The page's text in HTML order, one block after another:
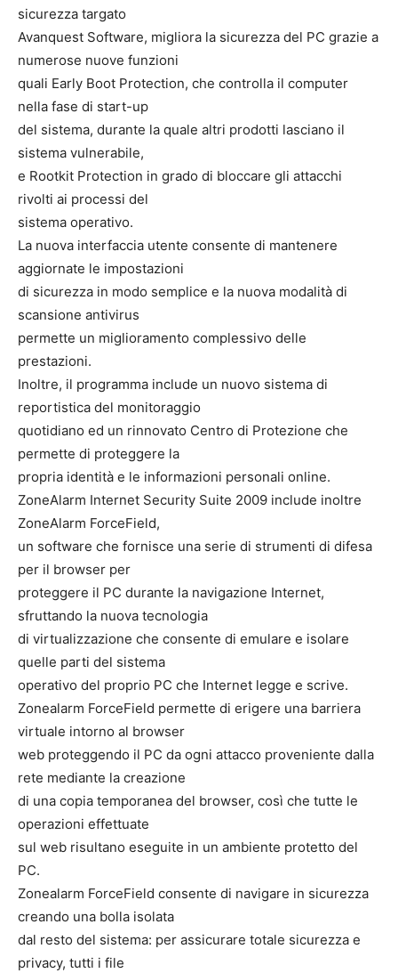
sicurezza targato
Avanquest Software, migliora la sicurezza del PC grazie a
numerose nuove funzioni
quali Early Boot Protection, che controlla il computer
nella fase di start-up
del sistema, durante la quale altri prodotti lasciano il
sistema vulnerabile,
e Rootkit Protection in grado di bloccare gli attacchi
rivolti ai processi del
sistema operativo.
La nuova interfaccia utente consente di mantenere
aggiornate le impostazioni
di sicurezza in modo semplice e la nuova modalità di
scansione antivirus
permette un miglioramento complessivo delle
prestazioni.
Inoltre, il programma include un nuovo sistema di
reportistica del monitoraggio
quotidiano ed un rinnovato Centro di Protezione che
permette di proteggere la
propria identità e le informazioni personali online.
ZoneAlarm Internet Security Suite 2009 include inoltre
ZoneAlarm ForceField,
un software che fornisce una serie di strumenti di difesa
per il browser per
proteggere il PC durante la navigazione Internet,
sfruttando la nuova tecnologia
di virtualizzazione che consente di emulare e isolare
quelle parti del sistema
operativo del proprio PC che Internet legge e scrive.
Zonealarm ForceField permette di erigere una barriera
virtuale intorno al browser
web proteggendo il PC da ogni attacco proveniente dalla
rete mediante la creazione
di una copia temporanea del browser, così che tutte le
operazioni effettuate
sul web risultano eseguite in un ambiente protetto del
PC.
Zonealarm ForceField consente di navigare in sicurezza
creando una bolla isolata
dal resto del sistema: per assicurare totale sicurezza e
privacy, tutti i file